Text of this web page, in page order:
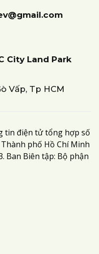
City Land Park
Vấp, Tp HCM
tin điện tử tổng hợp số
phố Hồ Chí Minh
Ban Biên tập: Bộ phận